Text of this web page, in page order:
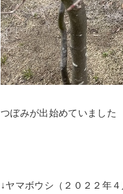
つぼみが出始めていました
↓ヤマボウシ（２０２２年